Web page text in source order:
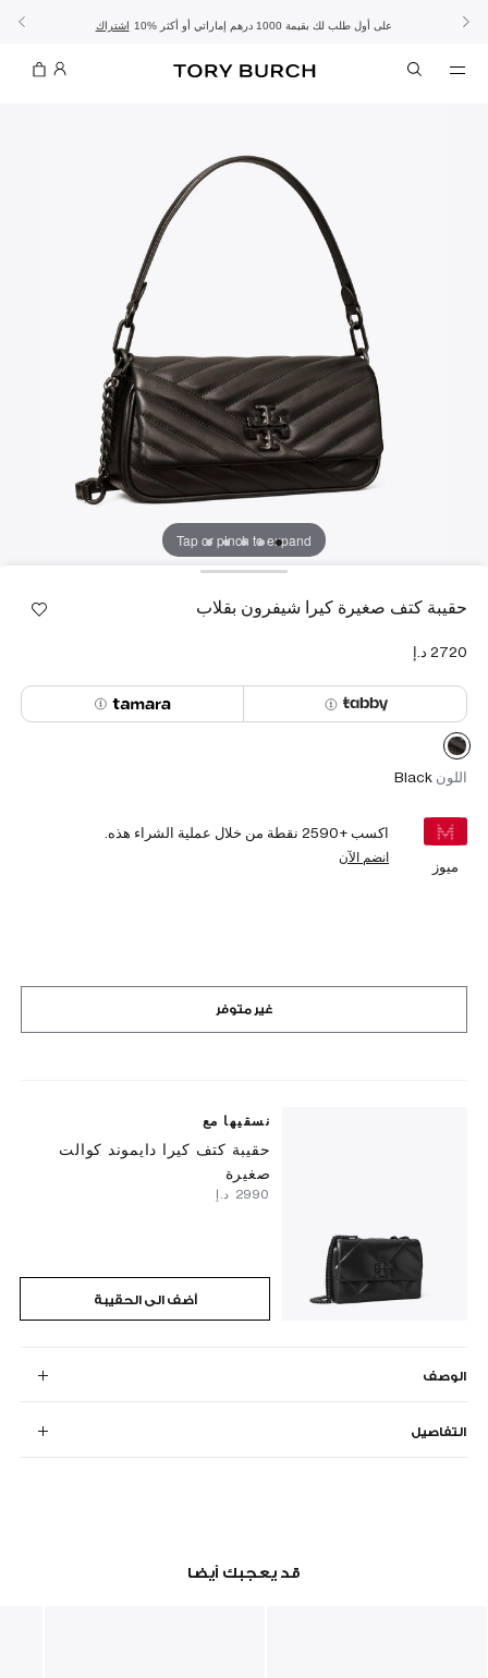
الموسم الجديد: إطلالات العملتسوّقي التشكيلة تشكيلة عيد الأضحىتسوقي اشتراك 10% على أول طلب لك بقيمة 1000 درهم إماراتي أو أكثر تفاصيل - الشحن المجاني تفاصيل - تسوق الآن واستلم في المتجر
Tap or pinch to expand
حقيبة كتف صغيرة كيرا شيفرون بقلاب
اللون Black
ميوز
اكسب +2590 نقطة من خلال عملية الشراء هذه.
انضم الآن
غير متوفر
نسقيها مع
حقيبة كتف كيرا دايموند كوالت
صغيرة
أضف الى الحقيبة
الوصف
التفاصيل
قد يعجبك أيضا